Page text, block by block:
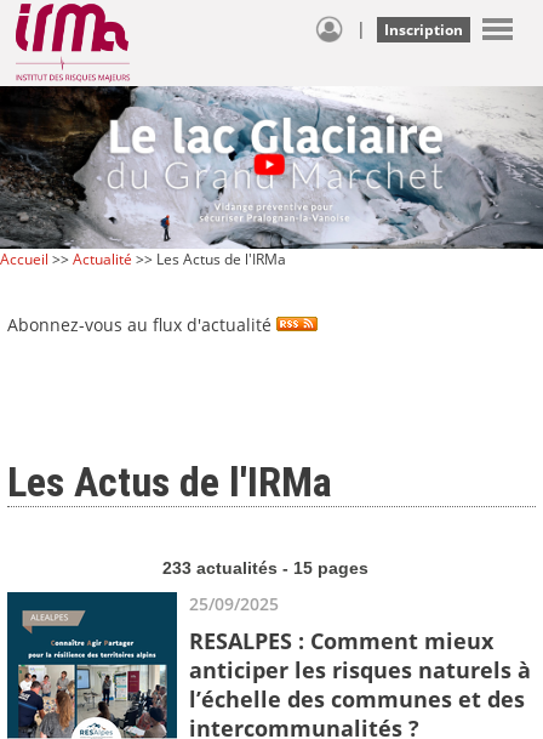
| Inscription
Accueil >>Actualité >> Les Actus de l'IRMa
Abonnez-vous au flux d'actualité
Les Actus de l'IRMa
233 actualités - 15 pages
25/09/2025
RESALPES : Comment mieux
anticiper les risques naturels à
l’échelle des communes et des
intercommunalités ?